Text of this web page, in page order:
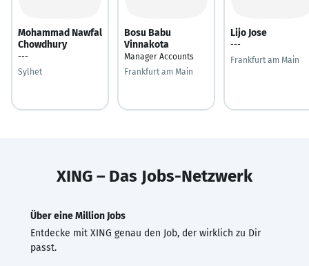
Mohammad Nawfal
Chowdhury
---
Sylhet
Bosu Babu
Vinnakota
Manager Accounts
Frankfurt am Main
Lijo Jose
---
Frankfurt am Main
XING – Das Jobs-Netzwerk
Über eine Million Jobs
Entdecke mit XING genau den Job, der wirklich zu Dir
passt.